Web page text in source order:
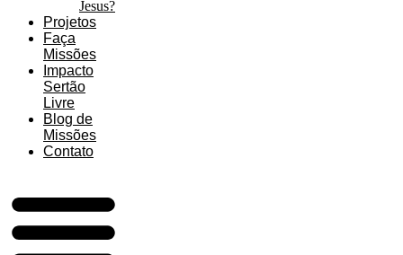
Jesus?
Projetos
Faça
Missões
Impacto
Sertão
Livre
Blog de
Missões
Contato